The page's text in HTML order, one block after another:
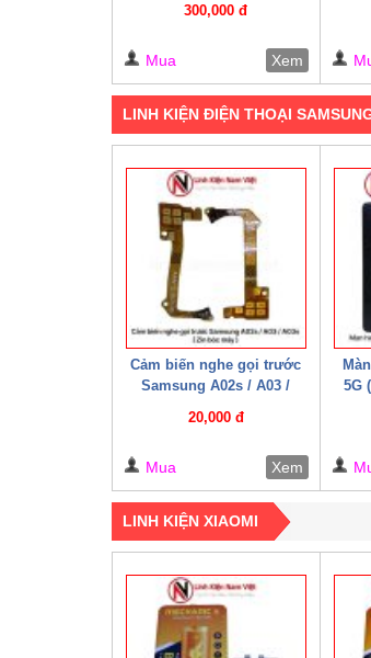
300,000 đ
Mua Xem
LINH KIỆN ĐIỆN THOẠI
Cảm biến nghe gọi trước
Samsung A02s / A03 /
20,000 đ
Mua Xem
5G
LINH KIỆN XIAOMI